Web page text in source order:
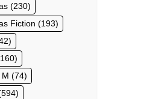
(230)
Fiction (193)
(74)